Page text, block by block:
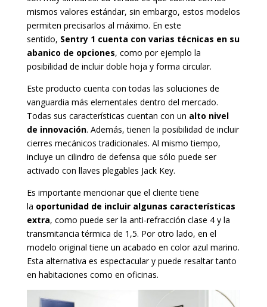
mismos valores estándar, sin embargo, estos modelos
permiten precisarlos al máximo. En este
sentido, Sentry 1 cuenta con varias técnicas en su
abanico de opciones, como por ejemplo la
posibilidad de incluir doble hoja y forma circular.
Este producto cuenta con todas las soluciones de
vanguardia más elementales dentro del mercado.
Todas sus características cuentan con un alto nivel
de innovación. Además, tienen la posibilidad de incluir
cierres mecánicos tradicionales. Al mismo tiempo,
incluye un cilindro de defensa que sólo puede ser
activado con llaves plegables Jack Key.
Es importante mencionar que el cliente tiene
la oportunidad de incluir algunas características
extra, como puede ser la anti-refracción clase 4 y la
transmitancia térmica de 1,5. Por otro lado, en el
modelo original tiene un acabado en color azul marino.
Esta alternativa es espectacular y puede resaltar tanto
en habitaciones como en oficinas.